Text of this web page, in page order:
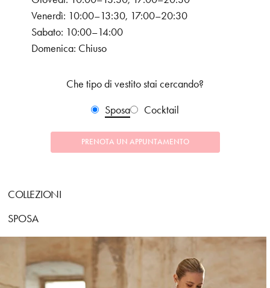
Venerdì: 10:00–13:30, 17:00–20:30
Sabato: 10:00–14:00
Domenica: Chiuso
Che tipo di vestito stai cercando?
Sposa
Cocktail
PRENOTA UN APPUNTAMENTO
COLLEZIONI
SPOSA